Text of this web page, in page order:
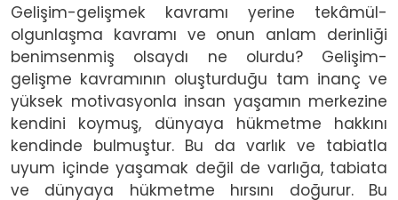
Gelişim-gelişmek kavramı yerine tekâmül-
olgunlaşma kavramı ve onun anlam derinliği
benimsenmiş olsaydı ne olurdu? Gelişim-
gelişme kavramının oluşturduğu tam inanç ve
yüksek motivasyonla insan yaşamın merkezine
kendini koymuş, dünyaya hükmetme hakkını
kendinde bulmuştur. Bu da varlık ve tabiatla
uyum içinde yaşamak değil de varlığa, tabiata
ve dünyaya hükmetme hırsını doğurur. Bu